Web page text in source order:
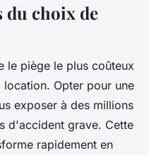
du choix de
le piège le plus coûteux
Opter pour une
exposer à des millions
d'accident grave. Cette
rapidement en